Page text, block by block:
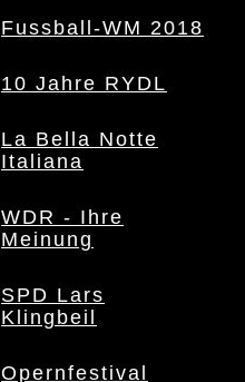
Fussball-WM 2018
10 Jahre RYDL
La Bella Notte
Italiana
WDR - Ihre
Meinung
SPD Lars
Klingbeil
Opernfestival